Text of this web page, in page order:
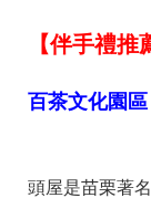
【伴手禮推
百茶文化園區
頭屋是苗栗著